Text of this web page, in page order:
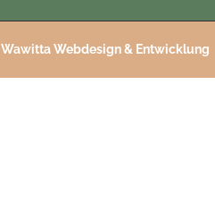
Wawitta Webdesign & Entwicklung